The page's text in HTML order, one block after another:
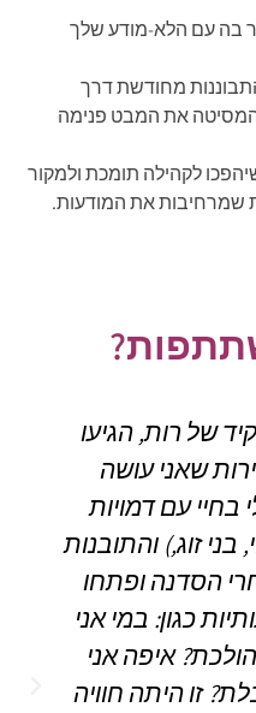
בה עם הלא-מודע שלך
מחודשת דרך
את המבט פנימה
לקהילה תומכת ולמקור
שמרחיבות את המודעות.
של רות, הגיעו
שאני עושה
עם דמויות
זוג,) והתובנות
הסדנה ופתחו
כגון: במי אני
איפה אני
זו היתה חוויה